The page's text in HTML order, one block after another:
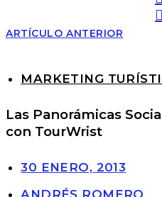
ARTÍCULO ANTERIOR
MARKETING
Las Panorámicas
con TourWrist
30 ENERO, 2013
ANDRÉS ROMERO